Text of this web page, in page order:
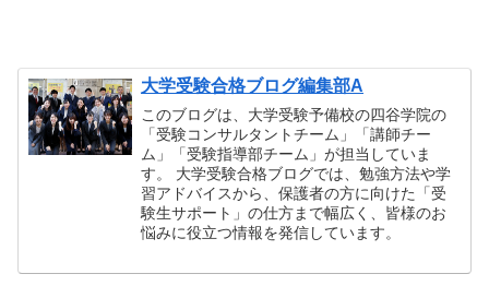
大学受験合格ブログ編集部A
このブログは、大学受験予備校の四谷学院の
「受験コンサルタントチーム」「講師チー
ム」「受験指導部チーム」が担当していま
す。 大学受験合格ブログでは、勉強方法や学
習アドバイスから、保護者の方に向けた「受
験生サポート」の仕方まで幅広く、皆様のお
悩みに役立つ情報を発信しています。